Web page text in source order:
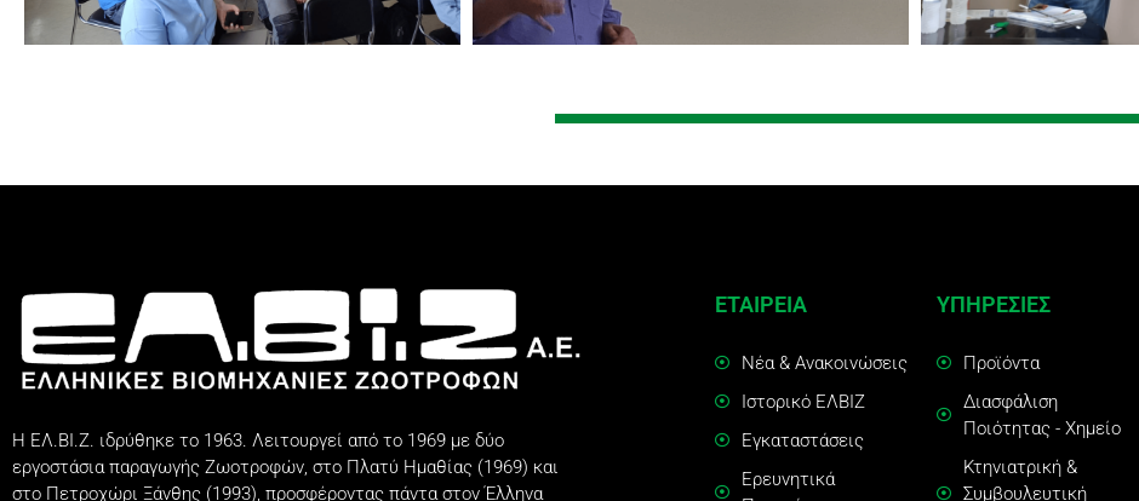
Η ΕΛ.ΒΙ.Ζ. ιδρύθηκε το 1963. Λειτουργεί από το 1969 με δύο
εργοστάσια παραγωγής Ζωοτροφών, στο Πλατύ Ημαθίας (1969) και
στο Πετροχώρι Ξάνθης (1993), προσφέροντας πάντα στον Έλληνα
ΕΤΑΙΡΕΙΑ
Νέα & Ανακοινώσεις
Ιστορικό ΕΛΒΙΖ
Εγκαταστάσεις
Ερευνητικά
ΥΠΗΡΕΣΙΕΣ
Προϊόντα
Διασφάλιση
Ποιότητας - Χημείο
Κτηνιατρική &
Συμβουλευτική